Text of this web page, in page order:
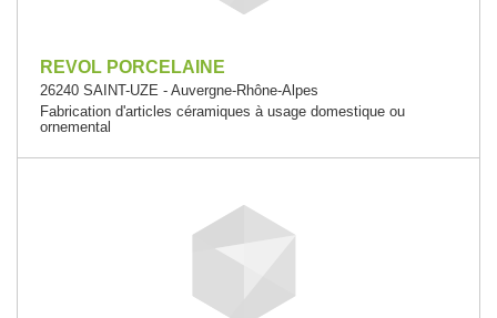
REVOL PORCELAINE
26240 SAINT-UZE - Auvergne-Rhône-Alpes
Fabrication d'articles céramiques à usage domestique ou
ornemental